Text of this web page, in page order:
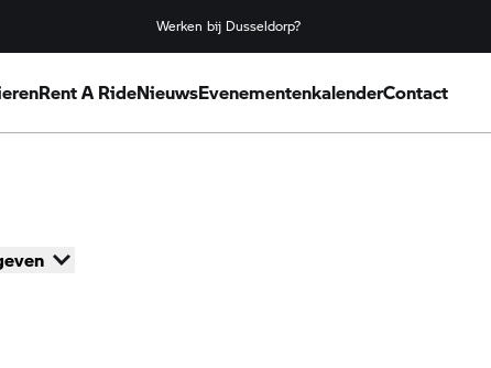
Werken bij Dusseldorp?
Rent A RideNieuwsEvenementenkalenderContact